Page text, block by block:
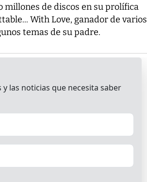
millones de discos en su prolífica
With Love, ganador de varios
temas de su padre.